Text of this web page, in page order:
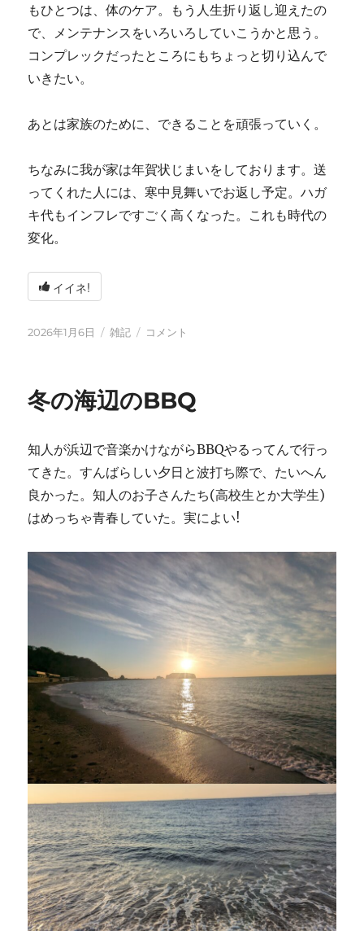
もひとつは、体のケア。もう人生折り返し迎えたの
で、メンテナンスをいろいろしていこうかと思う。
コンプレックだったところにもちょっと切り込んで
いきたい。
あとは家族のために、できることを頑張っていく。
ちなみに我が家は年賀状じまいをしております。送
ってくれた人には、寒中見舞いでお返し予定。ハガ
キ代もインフレですごく高くなった。これも時代の
変化。
イイネ!
投
2026年1月6日
カ
ー
雑記
2026
コメント
冬の海辺のBBQ
知人が浜辺で音楽かけながらBBQやるってんで行っ
てきた。すんばらしい夕日と波打ち際で、たいへん
良かった。知人のお子さんたち(高校生とか大学生)
はめっちゃ青春していた。実によい!